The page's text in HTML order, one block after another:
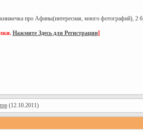
про Афины(интересная, много фотографий), 2
Нажмите Здесь для Регистрации]
(12.10.2011)